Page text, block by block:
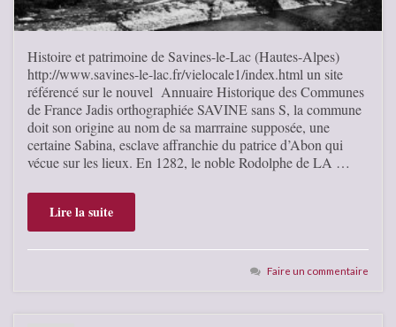
Histoire et patrimoine de Savines-le-Lac (Hautes-Alpes)
http://www.savines-le-lac.fr/vielocale1/index.html un site
référencé sur le nouvel Annuaire Historique des Communes
de France Jadis orthographiée SAVINE sans S, la commune
doit son origine au nom de sa marrraine supposée, une
certaine Sabina, esclave affranchie du patrice d’Abon qui
vécue sur les lieux. En 1282, le noble Rodolphe de LA …
Lire la suite
Faire un commentaire